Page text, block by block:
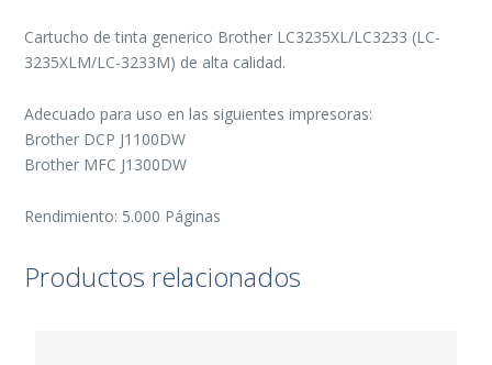
Cartucho de tinta generico Brother LC3235XL/LC3233 (LC-
3235XLM/LC-3233M) de alta calidad.
Adecuado para uso en las siguientes impresoras:
Brother DCP J1100DW
Brother MFC J1300DW
Rendimiento: 5.000 Páginas
Productos relacionados